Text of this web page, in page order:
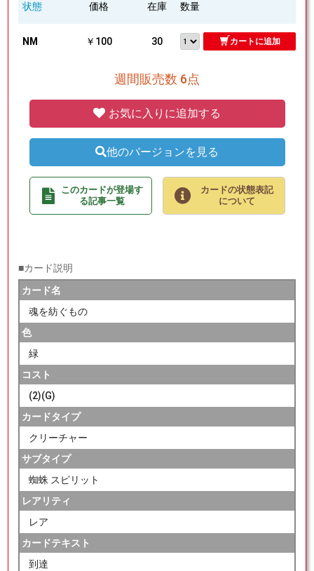
状態 価格 在庫 数量
NM ￥100 30 カートに追加
週間販売数 6点
お気に入りに追加する
他のバージョンを見る
このカードが登場す
る記事一覧
カードの状態表記
について
■カード説明
カード名
魂を紡ぐもの
色
緑
コスト
(2)(G)
カードタイプ
クリーチャー
サブタイプ
蜘蛛 スピリット
レアリティ
レア
カードテキスト
到達